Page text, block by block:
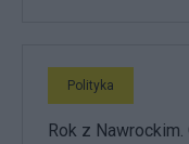
Polityka
Rok z Nawrockim.